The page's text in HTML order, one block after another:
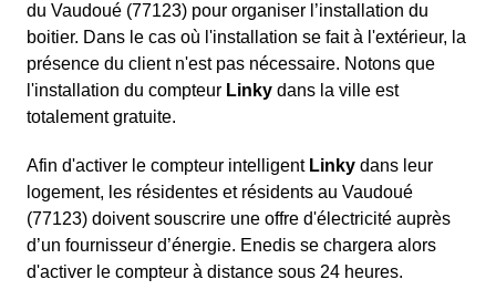
du Vaudoué (77123) pour organiser l’installation du
boitier. Dans le cas où l'installation se fait à l'extérieur, la
présence du client n'est pas nécessaire. Notons que
l'installation du compteur Linky dans la ville est
totalement gratuite.
Afin d'activer le compteur intelligent Linky dans leur
logement, les résidentes et résidents au Vaudoué
(77123) doivent souscrire une offre d'électricité auprès
d’un fournisseur d’énergie. Enedis se chargera alors
d'activer le compteur à distance sous 24 heures.